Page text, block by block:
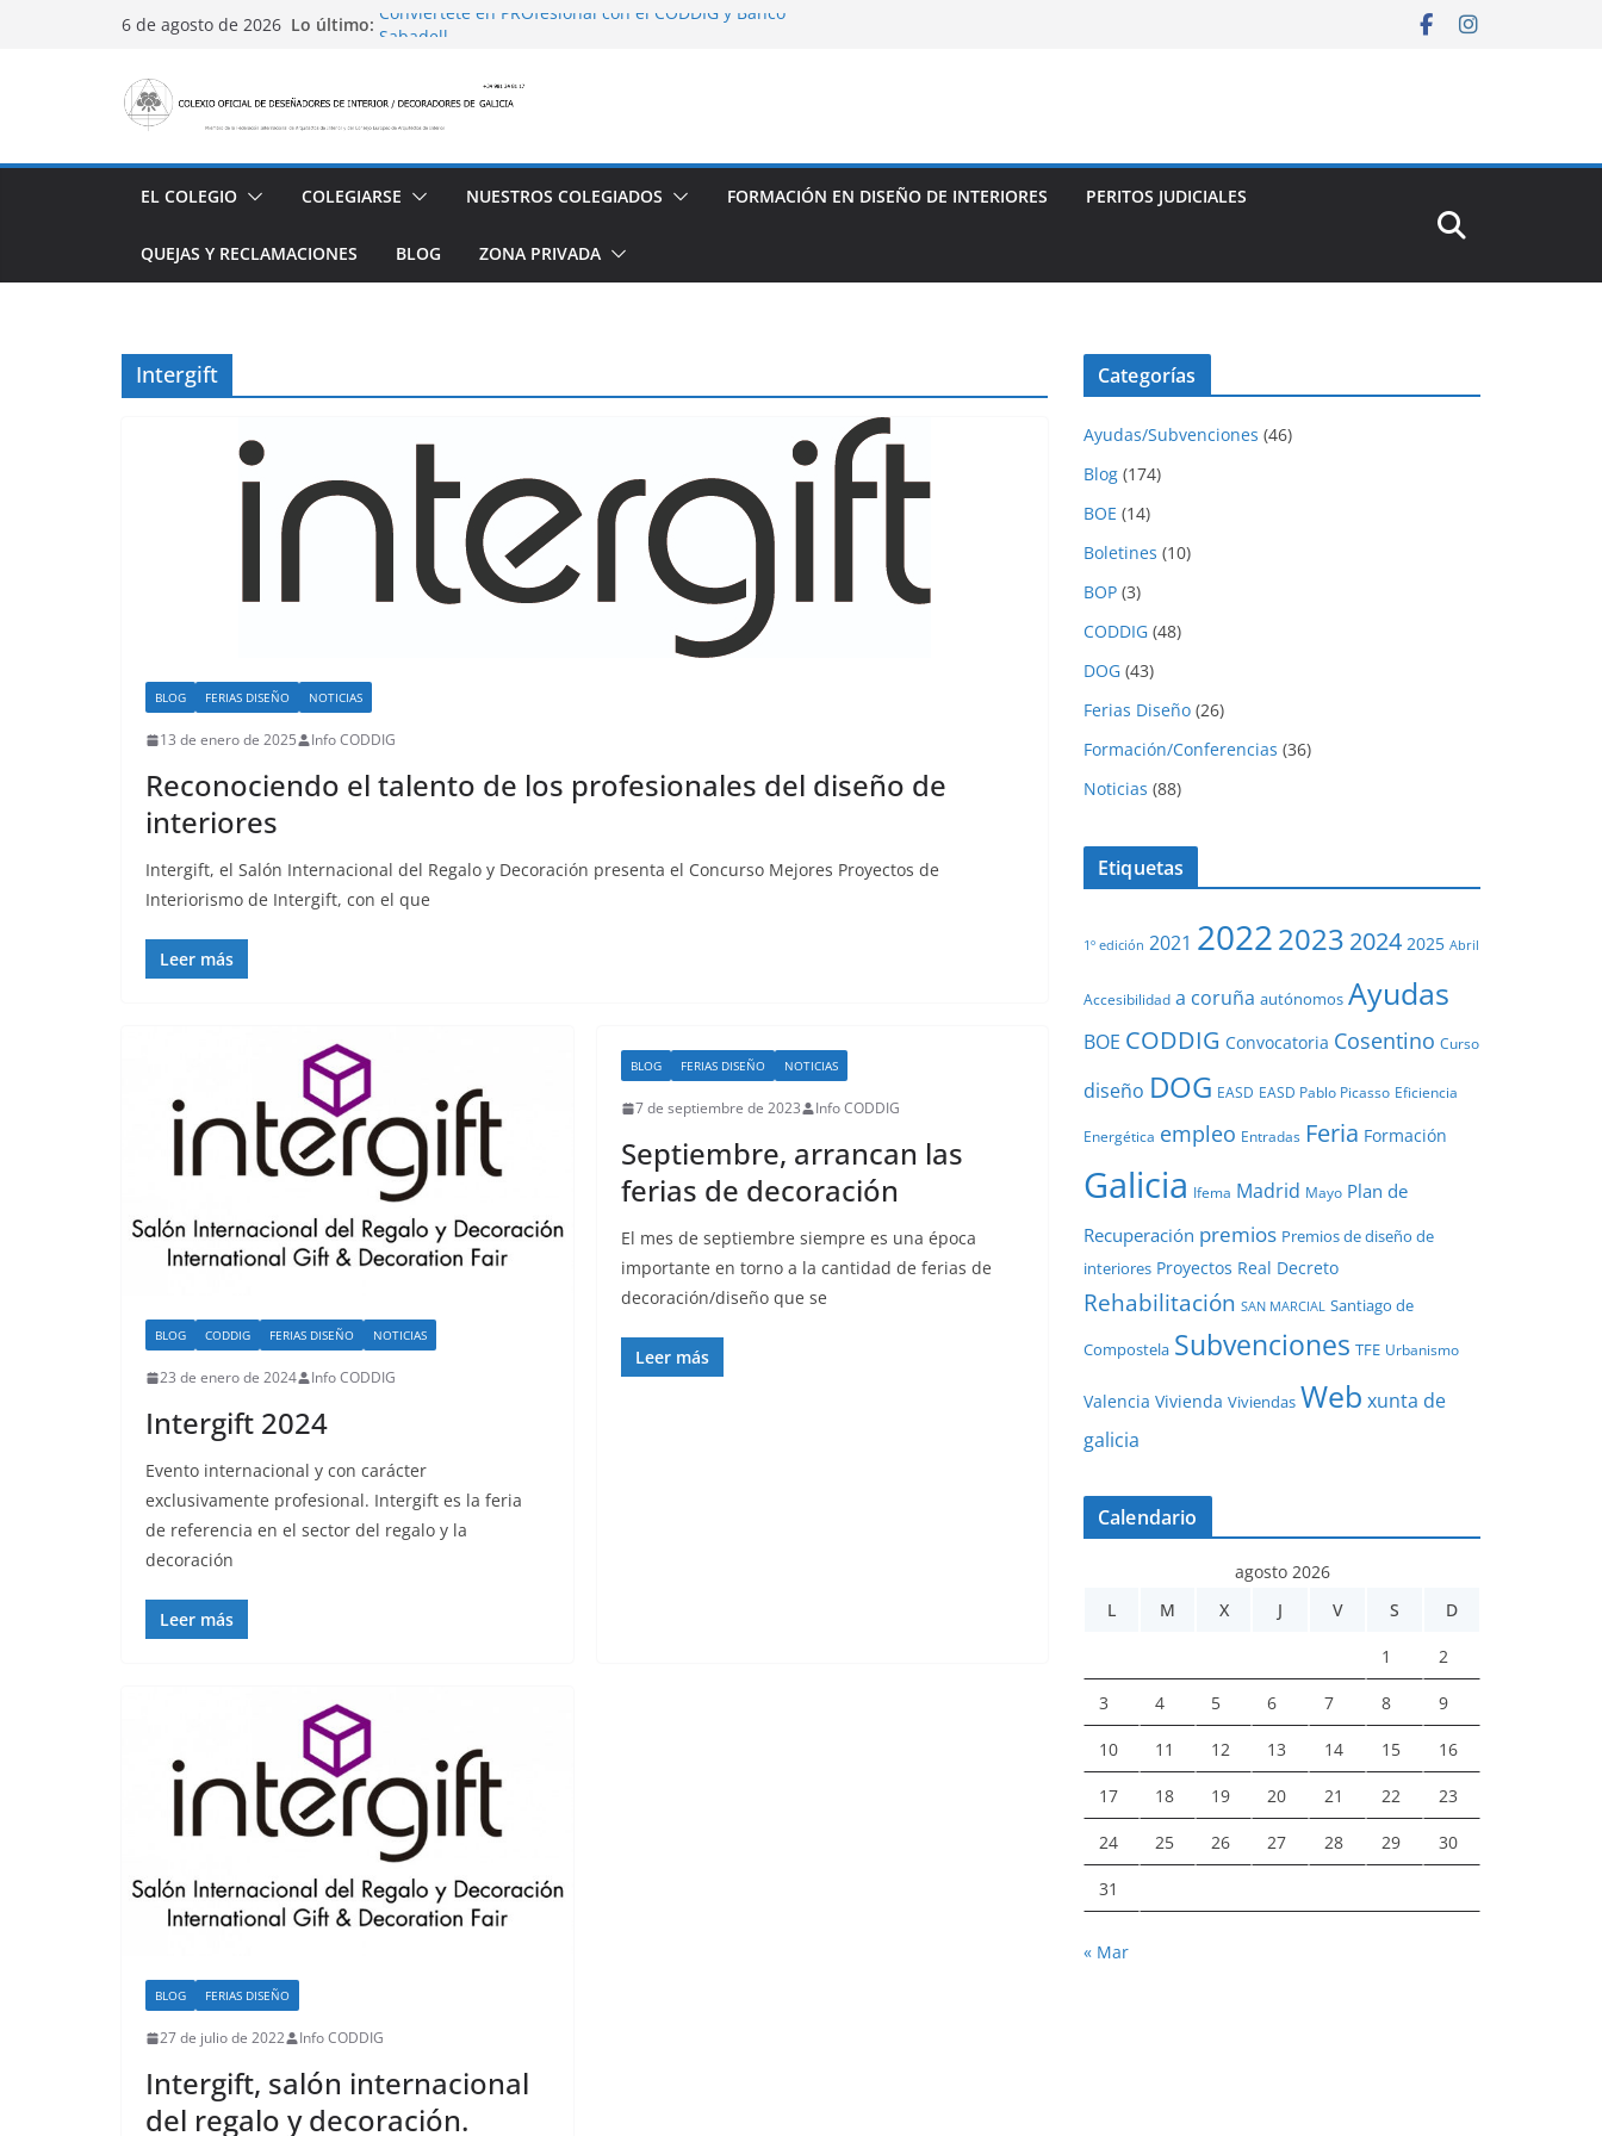
6 de agosto de 2026 Lo último: Conviértete en PROfesional con el CODDIG y Banco
alojamiento y restauración
San Marcial 2025
EL COLEGIO
COLEGIARSE NUESTROS COLEGIADOS FORMACIÓN EN DISEÑO DE INTERIORES PERITOS JUDICIALES
QUEJAS Y RECLAMACIONES BLOG ZONA PRIVADA
Intergift
BLOG FERIAS DISEÑO NOTICIAS
13 de enero de 2025 Info CODDIG
Reconociendo el talento de los profesionales del diseño de
interiores
Intergift, el Salón Internacional del Regalo y Decoración presenta el Concurso Mejores Proyectos de
Interiorismo de Intergift, con el que
Leer más
BLOG CODDIG FERIAS DISEÑO NOTICIAS
23 de enero de 2024 Info CODDIG
Intergift 2024
Evento internacional y con carácter
exclusivamente profesional. Intergift es la feria
de referencia en el sector del regalo y la
decoración
Leer más
BLOG FERIAS DISEÑO NOTICIAS
7 de septiembre de 2023 Info CODDIG
Septiembre, arrancan las
ferias de decoración
El mes de septiembre siempre es una época
importante en torno a la cantidad de ferias de
decoración/diseño que se
Leer más
BLOG FERIAS DISEÑO
27 de julio de 2022 Info CODDIG
Intergift, salón internacional
del regalo y decoración.
Categorías
Ayudas/Subvenciones (46)
Blog (174)
BOE (14)
Boletines (10)
BOP (3)
CODDIG (48)
DOG (43)
Ferias Diseño (26)
Formación/Conferencias (36)
Noticias (88)
Etiquetas
1º edición 2021 20222023 2024 2025 Abril
Accesibilidad a coruña autónomos Ayudas
BOE CODDIG Convocatoria Cosentino Curso
diseño DOG EASD EASD Pablo Picasso Eficiencia
Energética empleo Entradas Feria Formación
Galicia Ifema Madrid Mayo Plan de
Recuperación premios Premios de diseño de
interiores Proyectos Real Decreto
Rehabilitación SAN MARCIAL Santiago de
Compostela Subvenciones TFE Urbanismo
Valencia Vivienda Viviendas Web xunta de
galicia
Calendario
agosto 2026
L
M X J V S D
1 2
3 4 5 6 7 8 9
10 11 12 13 14 15 16
17 18 19 20 21 22 23
24 25 26 27 28 29 30
31
« Mar